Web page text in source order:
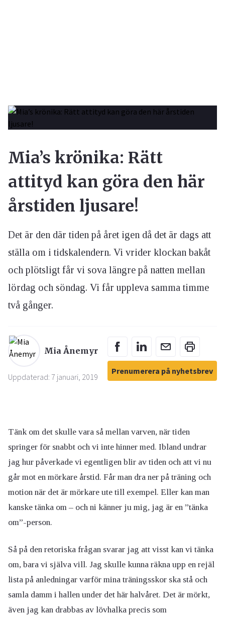
Mia’s krönika: Rätt
attityd kan göra den här
årstiden ljusare!
Det är den där tiden på året igen då det är dags att
ställa om i tidskalendern. Vi vrider klockan bakåt
och plötsligt får vi sova längre på natten mellan
lördag och söndag. Vi får uppleva samma timme
två gånger.
Mia Ånemyr
Uppdaterad: 7 januari, 2019
Prenumerera på nyhetsbrev
Tänk om det skulle vara så mellan varven, när tiden
springer för snabbt och vi inte hinner med. Ibland undrar
jag hur påverkade vi egentligen blir av tiden och att vi nu
går mot en mörkare årstid. Får man dra ner på träning och
motion när det är mörkare ute till exempel. Eller kan man
kanske tänka om – och ni känner ju mig, jag är en ”tänka
om”-person.
Så på den retoriska frågan svarar jag att visst kan vi tänka
om, bara vi själva vill. Jag skulle kunna räkna upp en rejäl
lista på anledningar varför mina träningsskor ska stå och
samla damm i hallen under det här halvåret. Det är mörkt,
även jag kan drabbas av lövhalka precis som